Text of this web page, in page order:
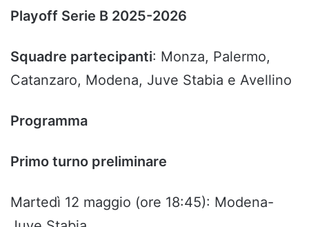
Playoff Serie B 2025-2026
Squadre partecipanti: Monza, Palermo,
Catanzaro, Modena, Juve Stabia e Avellino
Programma
Primo turno preliminare
Martedì 12 maggio (ore 18:45): Modena-